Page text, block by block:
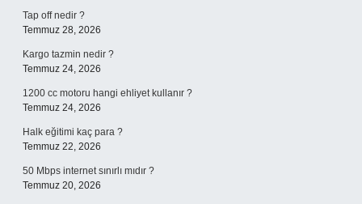
Tap off nedir ?
Temmuz 28, 2026
Kargo tazmin nedir ?
Temmuz 24, 2026
1200 cc motoru hangi ehliyet kullanır ?
Temmuz 24, 2026
Halk eğitimi kaç para ?
Temmuz 22, 2026
50 Mbps internet sınırlı mıdır ?
Temmuz 20, 2026